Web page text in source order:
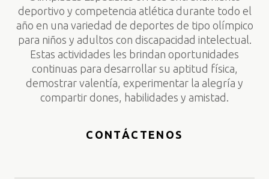
deportivo y competencia atlética durante todo el
año en una variedad de deportes de tipo olímpico
para niños y adultos con discapacidad intelectual.
Estas actividades les brindan oportunidades
continuas para desarrollar su aptitud física,
demostrar valentía, experimentar la alegría y
compartir dones, habilidades y amistad.
CONTÁCTENOS